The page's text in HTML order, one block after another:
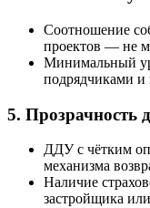
Соотношение
проектов — не
Минимальный
подрядчиками и
5. Прозрачность
ДДУ с чётким
механизма
Наличие
застройщика